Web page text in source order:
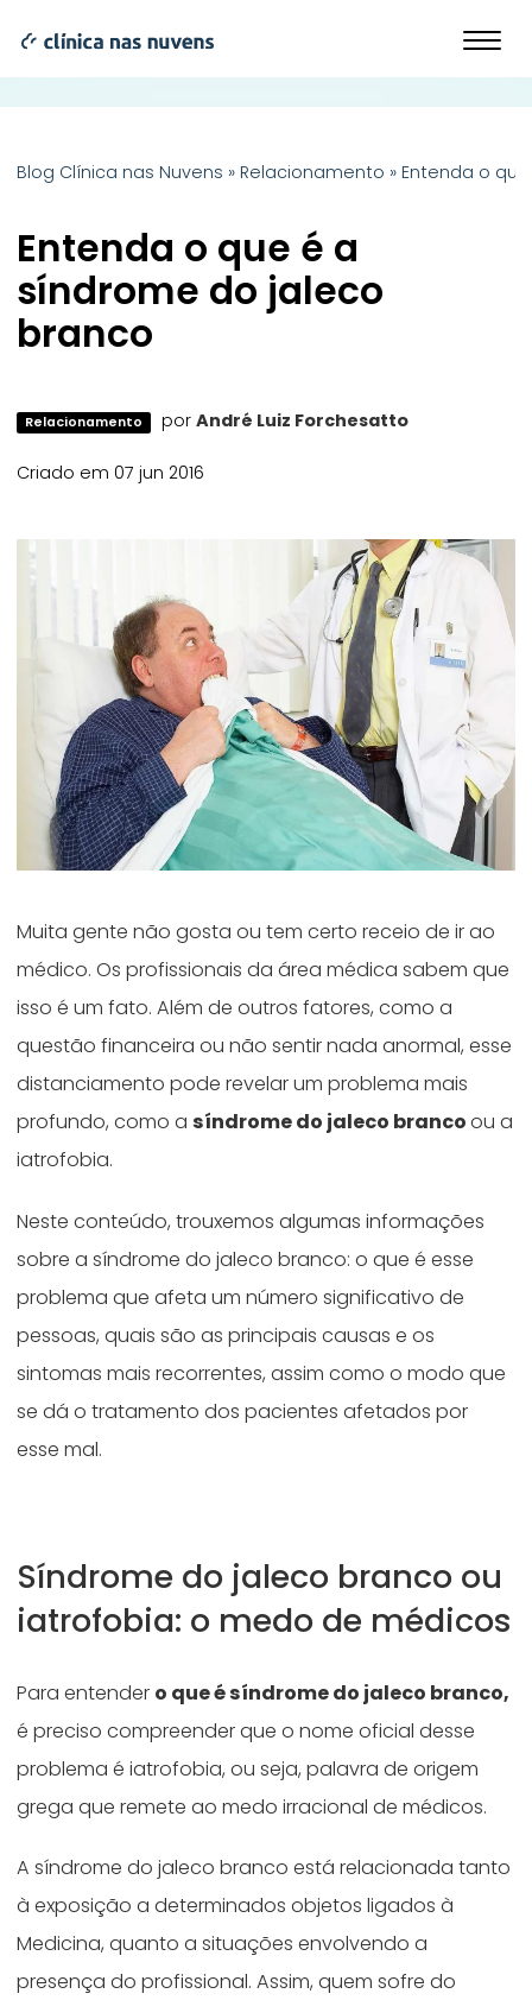
Blog Clínica nas Nuvens » Relacionamento » Entenda o
Entenda o que é a
síndrome do jaleco
branco
Relacionamento por André Luiz Forchesatto
Criado em 07 jun 2016
Muita gente não gosta ou tem certo receio de ir ao
médico. Os profissionais da área médica sabem que
isso é um fato. Além de outros fatores, como a
questão financeira ou não sentir nada anormal, esse
distanciamento pode revelar um problema mais
profundo, como asíndrome do jaleco brancoou a
iatrofobia.
Neste conteúdo, trouxemos algumas informações
sobre a síndrome do jaleco branco: o que é esse
problema que afeta um número significativo de
pessoas, quais são as principais causas e os
sintomas mais recorrentes, assim como o modo que
se dá o tratamento dos pacientes afetados por
esse mal.
Síndrome do jaleco branco ou
iatrofobia: o medo de médicos
Para entender o que é síndrome do jaleco branco,
é preciso compreender que o nome oficial desse
problema é iatrofobia, ou seja, palavra de origem
grega que remete ao medo irracional de médicos.
A síndrome do jaleco branco está relacionada tanto
à exposição a determinados objetos ligados à
Medicina, quanto a situações envolvendo a
presença do profissional. Assim, quem sofre do